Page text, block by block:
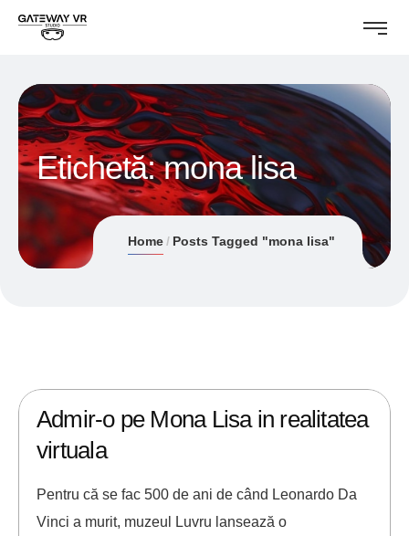
Etichetă:mona lisa
Home Posts Tagged "mona lisa"
Admir-o pe Mona Lisa in realitatea
virtuala
Pentru că se fac 500 de ani de când Leonardo Da
Vinci a murit, muzeul Luvru lansează o